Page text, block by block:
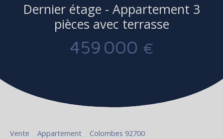
Dernier étage - Appartement 3
pièces avec terrasse
459 000 €
Vente Appartement
Colombes 92700